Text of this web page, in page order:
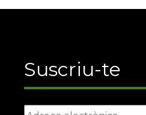
Suscriu-te